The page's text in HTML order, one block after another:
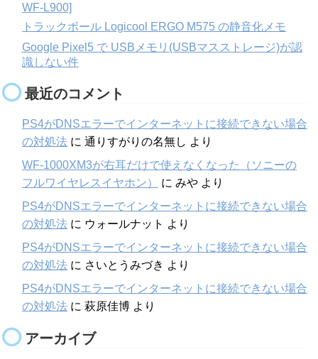
WF-L900]
トラックボール Logicool ERGO M575 の静音化メモ
Google Pixel5 で USBメモリ(USBマスストレージ)が認
識しない件
最近のコメント
PS4がDNSエラーでインターネットに接続できない場合
の対処法 に 通りすがりの名無し より
WF-1000XM3が右耳だけで使えなくなった（ソニーの
フルワイヤレスイヤホン）
に みや より
PS4がDNSエラーでインターネットに接続できない場合
の対処法 に ウォールナット より
PS4がDNSエラーでインターネットに接続できない場合
の対処法 に さいとうみづき より
PS4がDNSエラーでインターネットに接続できない場合
の対処法 に 萩原佳博 より
アーカイブ